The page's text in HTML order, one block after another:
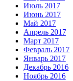
Июль 2017
Июнь 2017
Май 2017
Апрель 2017
Март 2017
Февраль 2017
Январь 2017
Декабрь 2016
Ноябрь 2016